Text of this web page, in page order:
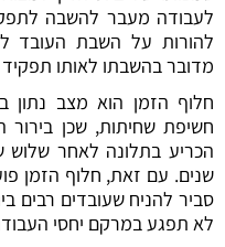
לעבודה מעבר להשבה
להורות על השבת העובד
מדובר בהשבתו לאותו
חלוף הזמן הוא מצב
חשיפת שחיתות, שכן בירור
הכריע בתלונה לאחר
שנים. עם זאת, חלוף הזמן
סביר להניח שעובדים רבים
לא תפגע במרקם יחסי